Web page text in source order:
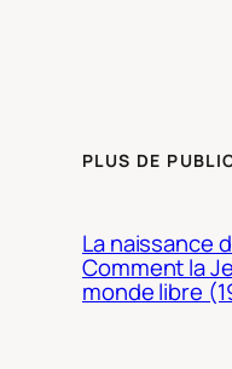
PLUS DE
La naissance
Comment la
monde libre